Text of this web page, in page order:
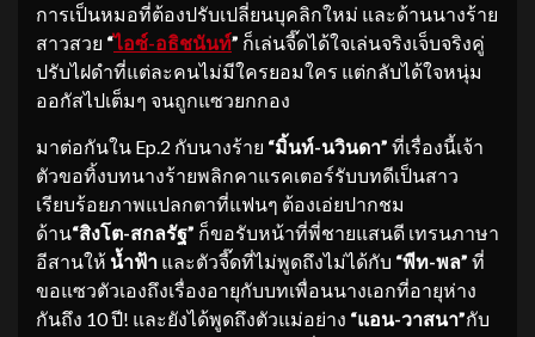
การเป็นหมอที่ต้องปรับเปลี่ยนบุคลิกใหม่ และด้านนางร้าย
สาวสวย “ไอซ์-อธิชนันท์” ก็เล่นจี๊ดได้ใจเล่นจริงเจ็บจริงคู่
ปรับไฝดำที่แต่ละคนไม่มีใครยอมใคร แต่กลับได้ใจหนุ่ม
ออกัสไปเต็มๆ จนถูกแซวยกกอง
มาต่อกันใน Ep.2 กับนางร้าย “มิ้นท์-นวินดา” ที่เรื่องนี้เจ้า
ตัวขอทิ้งบทนางร้ายพลิกคาแรคเตอร์รับบทดีเป็นสาว
เรียบร้อยภาพแปลกตาที่แฟนๆ ต้องเอ่ยปากชม
ด้าน“สิงโต-สกลรัฐ” ก็ขอรับหน้าที่พี่ชายแสนดี เทรนภาษา
อีสานให้ น้ำฟ้า และตัวจี๊ดที่ไม่พูดถึงไม่ได้กับ “พีท-พล” ที่
ขอแซวตัวเองถึงเรื่องอายุกับบทเพื่อนนางเอกที่อายุห่าง
กันถึง 10 ปี! และยังได้พูดถึงตัวแม่อย่าง “แอน-วาสนา”กับ